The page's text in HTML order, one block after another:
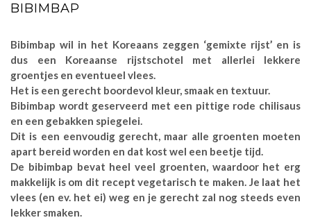
BIBIMBAP
Bibimbap wil in het Koreaans zeggen ‘gemixte rijst’ en is
dus een Koreaanse rijstschotel met allerlei lekkere
groentjes en eventueel vlees.
Het is een gerecht boordevol kleur, smaak en textuur.
Bibimbap wordt geserveerd met een pittige rode chilisaus
en een gebakken spiegelei.
Dit is een eenvoudig gerecht, maar alle groenten moeten
apart bereid worden en dat kost wel een beetje tijd.
De bibimbap bevat heel veel groenten, waardoor het erg
makkelijk is om dit recept vegetarisch te maken. Je laat het
vlees (en ev. het ei) weg en je gerecht zal nog steeds even
lekker smaken.